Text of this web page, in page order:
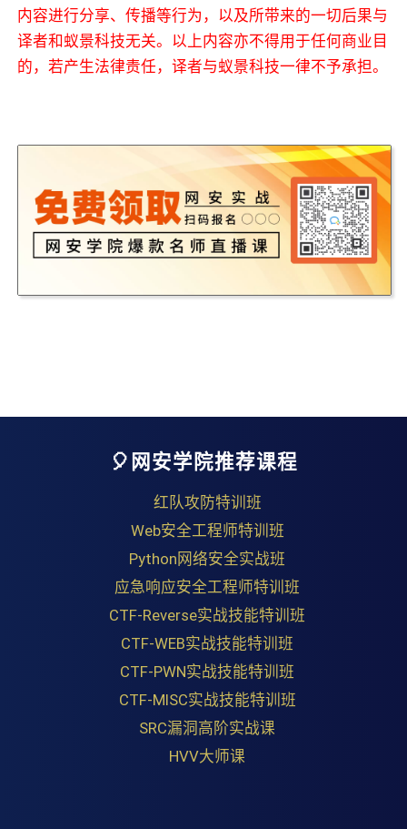
内容进行分享、传播等行为，以及所带来的一切后果与
译者和蚁景科技无关。以上内容亦不得用于任何商业目
的，若产生法律责任，译者与蚁景科技一律不予承担。
🎈网安学院推荐课程
红队攻防特训班
Web安全工程师特训班
Python网络安全实战班
应急响应安全工程师特训班
CTF-Reverse实战技能特训班
CTF-WEB实战技能特训班
CTF-PWN实战技能特训班
CTF-MISC实战技能特训班
SRC漏洞高阶实战课
HVV大师课